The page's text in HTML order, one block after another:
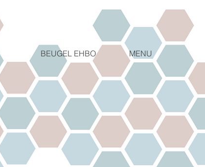
BEUGEL EHBO MENU